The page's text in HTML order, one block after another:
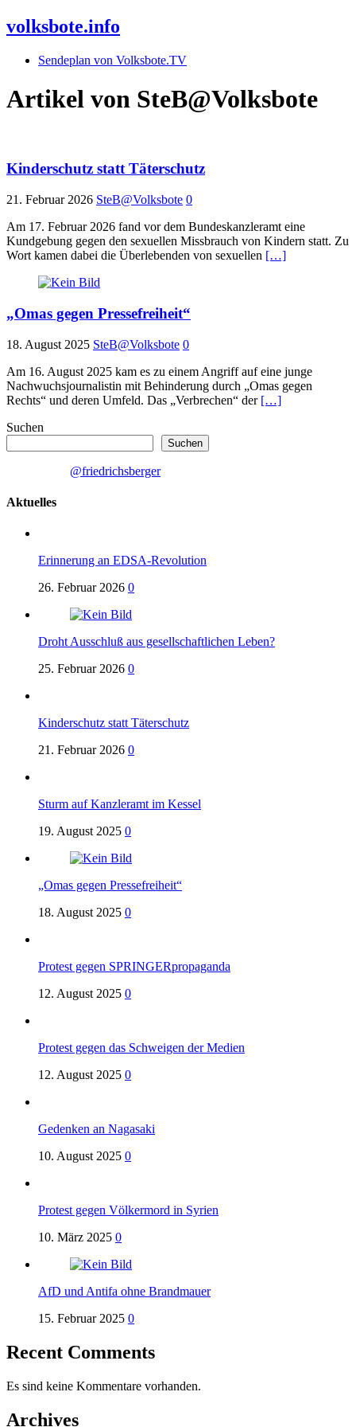
volksbote.info
Sendeplan von Volksbote.TV
Artikel von SteB@Volksbote
Kinderschutz statt Täterschutz
21. Februar 2026 SteB@Volksbote 0
Am 17. Februar 2026 fand vor dem Bundeskanzleramt eine
Kundgebung gegen den sexuellen Missbrauch von Kindern statt. Zu
Wort kamen dabei die Überlebenden von sexuellen […]
„Omas gegen Pressefreiheit“
18. August 2025 SteB@Volksbote 0
Am 16. August 2025 kam es zu einem Angriff auf eine junge
Nachwuchsjournalistin mit Behinderung durch „Omas gegen
Rechts“ und deren Umfeld. Das „Verbrechen“ der […]
Suchen
Suchen
@friedrichsberger
Aktuelles
Erinnerung an EDSA-Revolution
26. Februar 2026 0
Droht Ausschluß aus gesellschaftlichen Leben?
25. Februar 2026 0
Kinderschutz statt Täterschutz
21. Februar 2026 0
Sturm auf Kanzleramt im Kessel
19. August 2025 0
„Omas gegen Pressefreiheit“
18. August 2025 0
Protest gegen SPRINGERpropaganda
12. August 2025 0
Protest gegen das Schweigen der Medien
12. August 2025 0
Gedenken an Nagasaki
10. August 2025 0
Protest gegen Völkermord in Syrien
10. März 2025 0
AfD und Antifa ohne Brandmauer
15. Februar 2025 0
Recent Comments
Es sind keine Kommentare vorhanden.
Archives